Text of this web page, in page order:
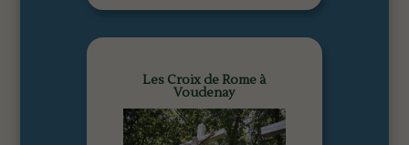
Les Croix de Rome à
Voudenay